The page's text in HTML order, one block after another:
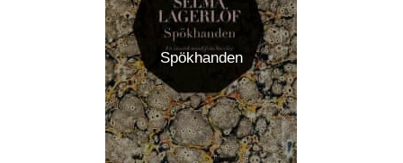
Spökhanden